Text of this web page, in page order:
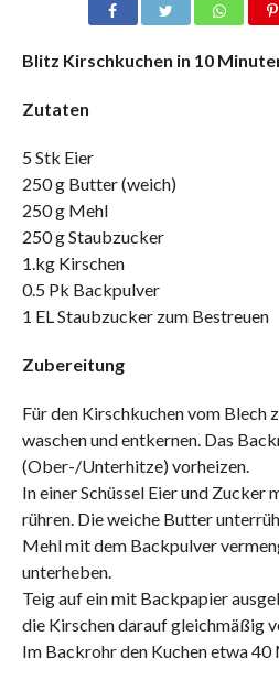
Blitz Kirschkuchen in 10
Zutaten
5 Stk Eier
250 g Butter (weich)
250 g Mehl
250 g Staubzucker
1.kg Kirschen
0.5 Pk Backpulver
1 EL Staubzucker zum Bestreuen
Zubereitung
Für den Kirschkuchen vom Blech
waschen und entkernen. Das
(Ober-/Unterhitze) vorheizen.
In einer Schüssel Eier und Zucker
rühren. Die weiche Butter
Mehl mit dem Backpulver
unterheben.
Teig auf ein mit Backpapier
die Kirschen darauf gleichmäßig
Im Backrohr den Kuchen etwa 40